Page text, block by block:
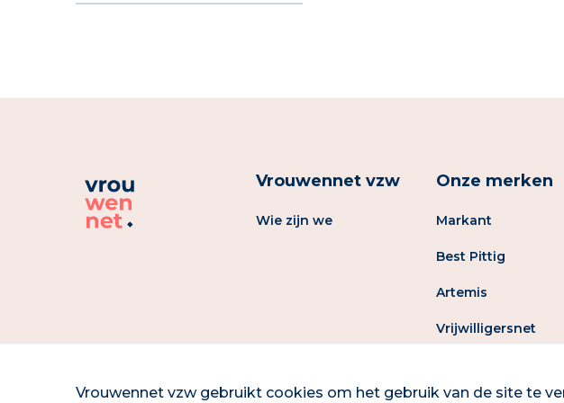
Vrouwennet vzw gebruikt cookies om het gebruik van de site te
Vrouwennet vzw
Wie zijn we
Onze merken
Markant
Best Pittig
Artemis
Vrijwilligersnet